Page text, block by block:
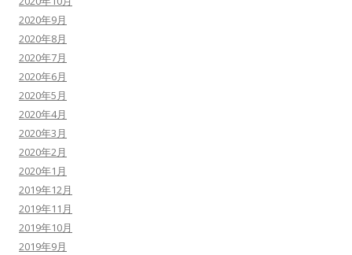
2020年9月
2020年8月
2020年7月
2020年6月
2020年5月
2020年4月
2020年3月
2020年2月
2020年1月
2019年12月
2019年11月
2019年10月
2019年9月